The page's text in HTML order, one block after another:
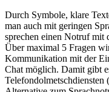
Durch Symbole, klare
man auch mit geringen
sprechen einen Notruf mit
Über maximal 5 Fragen
Kommunikation mit der
Chat möglich. Damit gibt